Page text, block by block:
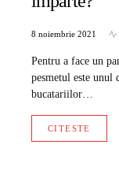
8 noiembrie 2021
Pentru a face un
pesmetul este unul
bucatariilor…
CITESTE